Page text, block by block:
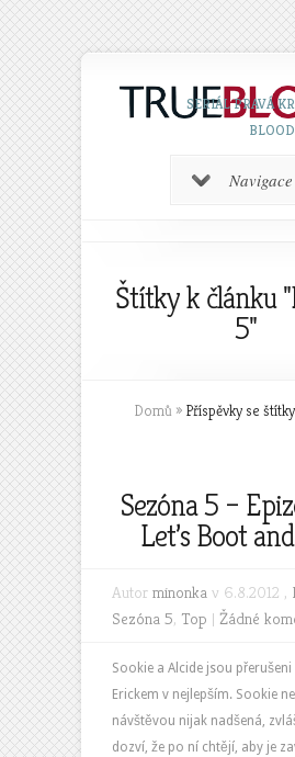
SERIÁL PRAVÁ
BLOOD
Navigace
Štítky k článku
5"
Domů » Příspěvky se štítky
Sezóna 5 –
Let’s Boot
Autor minonka v 6.8.2012 ,
Sezóna 5, Top | Žádné
Sookie a Alcide jsou přerušeni
Erickem v nejlepším. Sookie
návštěvou nijak nadšená,
dozví, že po ní chtějí, aby je